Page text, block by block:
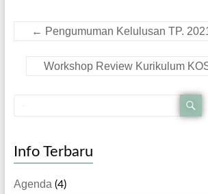
← Pengumuman Kelulusan TP.
Workshop Review Kurikulum
Info Terbaru
Agenda (4)